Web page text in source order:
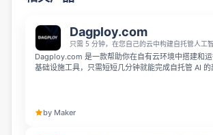
Dagploy.com
只需 5 分钟，在您自己的云中构建自托管人工智
Dagploy.com 是一款帮助你在自有云环境中搭建和
基础设施工具，只需短短几分钟就能完成自托管 AI 的
by Maker